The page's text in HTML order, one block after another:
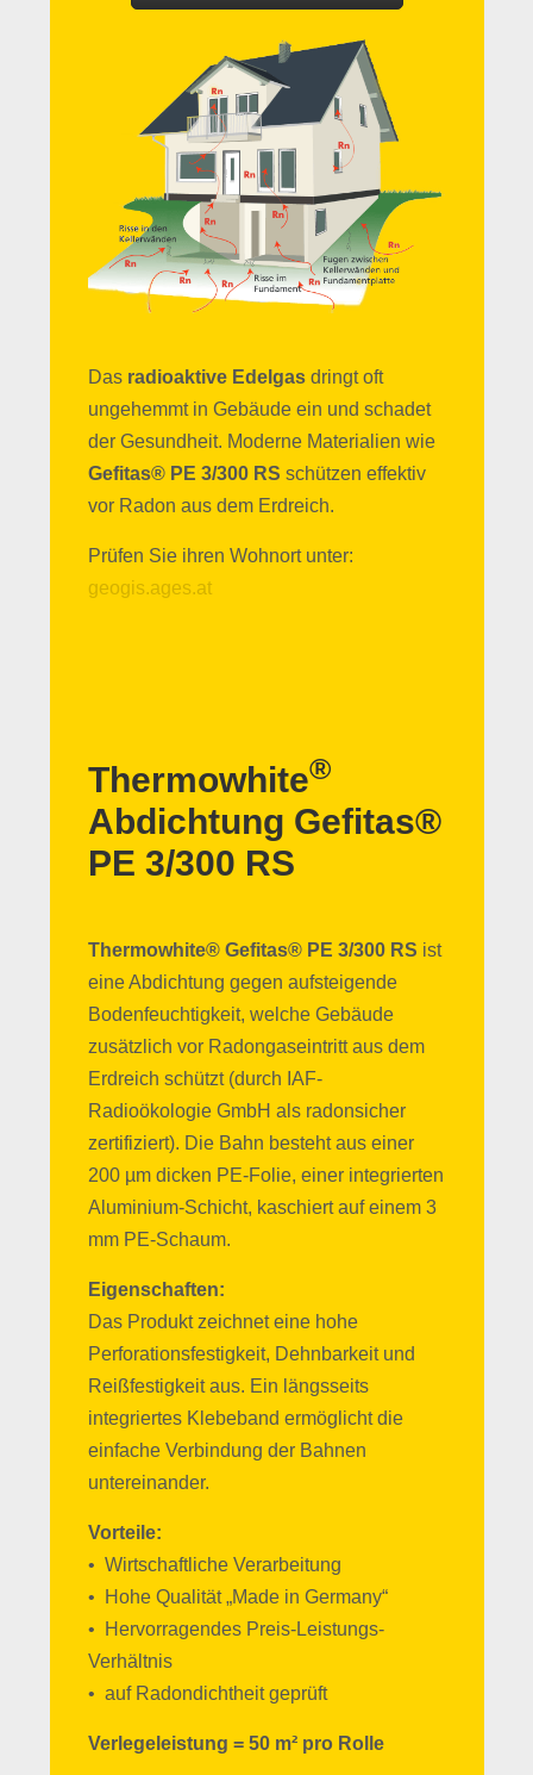
Das radioaktive Edelgas dringt oft
ungehemmt in Gebäude ein und schadet
der Gesundheit. Moderne Materialien wie
Gefitas® PE 3/300 RS schützen effektiv
vor Radon aus dem Erdreich.
Prüfen Sie ihren Wohnort unter:
geogis.ages.at
Thermowhite®
Abdichtung Gefitas®
PE 3/300 RS
Thermowhite® Gefitas® PE 3/300 RS ist
eine Abdichtung gegen aufsteigende
Bodenfeuchtigkeit, welche Gebäude
zusätzlich vor Radongaseintritt aus dem
Erdreich schützt (durch IAF-
Radioökologie GmbH als radonsicher
zertifiziert). Die Bahn besteht aus einer
200 µm dicken PE-Folie, einer integrierten
Aluminium-Schicht, kaschiert auf einem 3
mm PE-Schaum.
Eigenschaften:
Das Produkt zeichnet eine hohe
Perforationsfestigkeit, Dehnbarkeit und
Reißfestigkeit aus. Ein längsseits
integriertes Klebeband ermöglicht die
einfache Verbindung der Bahnen
untereinander.
Vorteile:
• Wirtschaftliche Verarbeitung
• Hohe Qualität „Made in Germany“
• Hervorragendes Preis-Leistungs-
Verhältnis
• auf Radondichtheit geprüft
Verlegeleistung = 50 m² pro Rolle